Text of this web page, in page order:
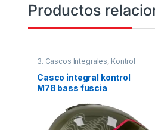
Productos
3. Cascos Integrales, Kontrol
Casco integral kontrol
M78 bass fuscia